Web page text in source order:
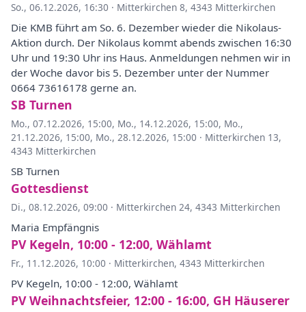
So., 06.12.2026, 16:30 · Mitterkirchen 8, 4343 Mitterkirchen
Die KMB führt am So. 6. Dezember wieder die Nikolaus-
Aktion durch. Der Nikolaus kommt abends zwischen 16:30
Uhr und 19:30 Uhr ins Haus. Anmeldungen nehmen wir in
der Woche davor bis 5. Dezember unter der Nummer
0664 73616178 gerne an.
SB Turnen
Mo., 07.12.2026, 15:00, Mo., 14.12.2026, 15:00, Mo.,
21.12.2026, 15:00, Mo., 28.12.2026, 15:00 · Mitterkirchen 13,
4343 Mitterkirchen
SB Turnen
Gottesdienst
Di., 08.12.2026, 09:00 · Mitterkirchen 24, 4343 Mitterkirchen
Maria Empfängnis
PV Kegeln, 10:00 - 12:00, Wählamt
Fr., 11.12.2026, 10:00 · Mitterkirchen, 4343 Mitterkirchen
PV Kegeln, 10:00 - 12:00, Wählamt
PV Weihnachtsfeier, 12:00 - 16:00, GH Häuserer